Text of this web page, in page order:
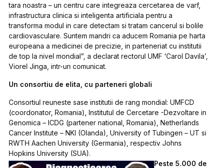
tara noastra – un centru care integreaza cercetarea de varf,
infrastructura clinica si inteligenta artificiala pentru a
transforma modul in care detectam si tratam cancerul si bolile
cardiovasculare. Suntem mandri ca aducem Romania pe harta
europeana a medicinei de precizie, in parteneriat cu institutii
de top la nivel mondial”, a declarat rectorul UMF ‘Carol Davila’,
Viorel Jinga, intr-un comunicat.
Un consortiu de elita, cu parteneri globali
Consortiul reuneste sase institutii de rang mondial: UMFCD
(coordonator, Romania), Institutul de Cercetare -Dezvoltare in
Genomica – ICDG (partener national, Romania), Netherlands
Cancer Institute – NKI (Olanda), University of Tubingen – UT si
RWTH Aachen University (Germania), respectiv Johns
Hopkins University (SUA).
Peste 5.000 de